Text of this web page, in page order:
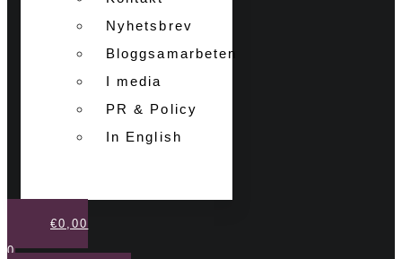
Nyhetsbrev
Bloggsamarbeten
I media
PR & Policy
In English
€0,00
0